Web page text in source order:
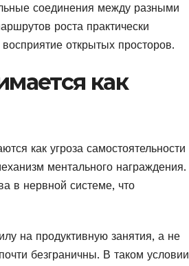
соединения между разными
роста практически
открытых просторов.
как
как угроза самостоятельности
ментального награждения.
в нервной системе, что
на продуктивную занятия, а не
безграничны. В таком условии